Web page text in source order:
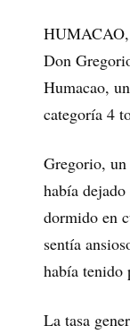
HUMACAO,
Don
Humacao,
categoría 4
Gregorio,
había
dormido en
sentía
había tenido
La tasa